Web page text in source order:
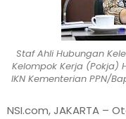
Staf Ahli Hubungan
Kelompok Kerja (Pokja)
IKN Kementerian PPN/
NSI.com, JAKARTA –